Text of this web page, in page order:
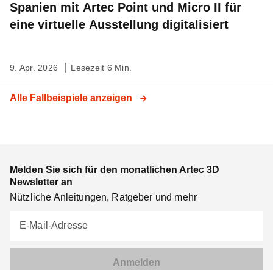
Spanien mit Artec Point und Micro II für
eine virtuelle Ausstellung digitalisiert
9. Apr. 2026 Lesezeit 6 Min.
Alle Fallbeispiele anzeigen
Melden Sie sich für den monatlichen Artec 3D
Newsletter an
Nützliche Anleitungen, Ratgeber und mehr
E-Mail-Adresse